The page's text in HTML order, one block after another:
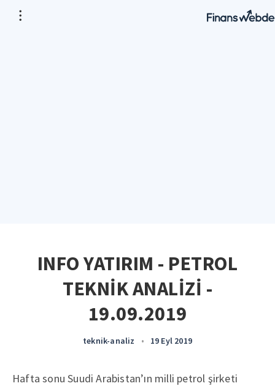
INFO YATIRIM - PETROL
TEKNİK ANALİZİ -
19.09.2019
teknik-analiz • 19 Eyl 2019
Hafta sonu Suudi Arabistan’ın milli petrol şirketi